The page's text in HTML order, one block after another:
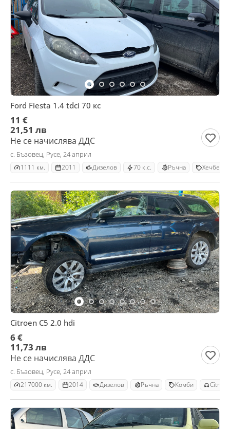
Ford Fiesta 1.4 tdci 70 кс
11 €
21,51 лв
Не се начислява ДДС
с. Бъзовец, Русе, 24 април
1111 км. 2011 Дизелов 70 к.с. Ръчна Хечбек
Citroen C5 2.0 hdi
6 €
11,73 лв
Не се начислява ДДС
с. Бъзовец, Русе, 24 април
217000 км. 2014 Дизелов Ръчна Комби